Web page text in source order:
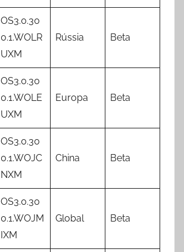
OS3.0.30
0.1.WOLR
UXM
Rússia Beta
OS3.0.30
0.1.WOLE
UXM
Europa Beta
OS3.0.30
0.1.WOJC
NXM
China Beta
OS3.0.30
0.1.WOJM
IXM
Global Beta